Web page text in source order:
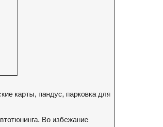
карты, пандус, парковка для
Во избежание